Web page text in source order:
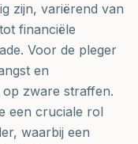
zijn, variërend van
financiële
Voor de pleger
en
zware straffen.
een cruciale rol
waarbij een